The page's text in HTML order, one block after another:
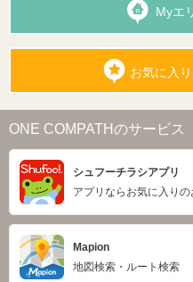
Myエ
お気に入
ONE COMPATHのサービス
シュフーチラシアプリ
アプリならお気に入り
Mapion
地図検索・ルート検索